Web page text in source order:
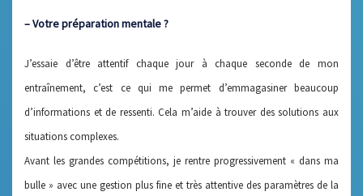
– Votre préparation mentale ?
J’essaie d’être attentif chaque jour à chaque seconde de mon
entraînement, c’est ce qui me permet d’emmagasiner beaucoup
d’informations et de ressenti. Cela m’aide à trouver des solutions aux
situations complexes.
Avant les grandes compétitions, je rentre progressivement « dans ma
bulle » avec une gestion plus fine et très attentive des paramètres de la